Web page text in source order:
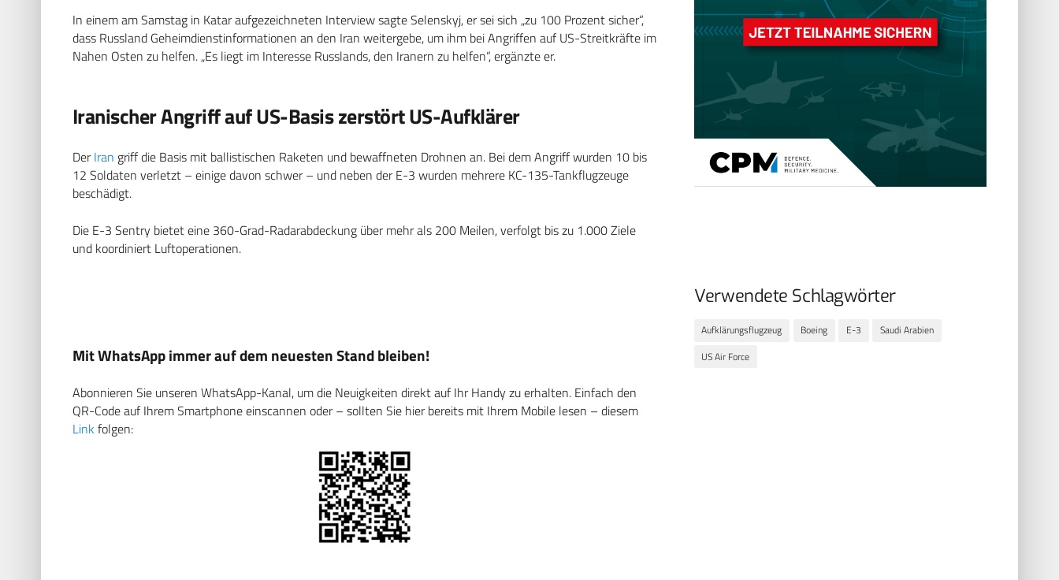
In einem am Samstag in Katar aufgezeichneten Interview sagte Selenskyj, er sei sich „zu 100 Prozent sicher“,
dass Russland Geheimdienstinformationen an den Iran weitergebe, um ihm bei Angriffen auf US-Streitkräfte im
Nahen Osten zu helfen. „Es liegt im Interesse Russlands, den Iranern zu helfen“, ergänzte er.
Iranischer Angriff auf US-Basis zerstört US-Aufklärer
DerIran griff die Basis mit ballistischen Raketen und bewaffneten Drohnen an. Bei dem Angriff wurden 10 bis
12 Soldaten verletzt – einige davon schwer – und neben der E-3 wurden mehrere KC-135-Tankflugzeuge
beschädigt.
Die E-3 Sentry bietet eine 360-Grad-Radarabdeckung über mehr als 200 Meilen, verfolgt bis zu 1.000 Ziele
und koordiniert Luftoperationen.
Mit WhatsApp immer auf dem neuesten Stand bleiben!
Abonnieren Sie unseren WhatsApp-Kanal, um die Neuigkeiten direkt auf Ihr Handy zu erhalten. Einfach den
QR-Code auf Ihrem Smartphone einscannen oder – sollten Sie hier bereits mit Ihrem Mobile lesen – diesem
Link folgen:
Verwendete Schlagwörter
Aufklärungsflugzeug Boeing E-3
Saudi Arabien
US Air Force